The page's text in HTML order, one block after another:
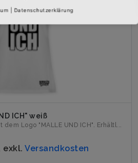
ICH" weiß
Logo "MALLE UND ICH". Erhältl...
exkl. Versandkosten
Datenschutzerklärung